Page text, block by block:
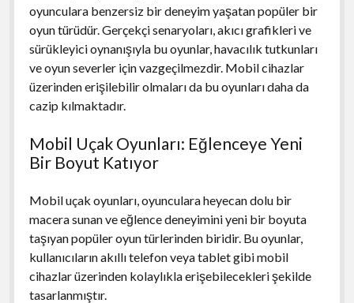
oyunculara benzersiz bir deneyim yaşatan popüler bir
oyun türüdür. Gerçekçi senaryoları, akıcı grafikleri ve
sürükleyici oynanışıyla bu oyunlar, havacılık tutkunları
ve oyun severler için vazgeçilmezdir. Mobil cihazlar
üzerinden erişilebilir olmaları da bu oyunları daha da
cazip kılmaktadır.
Mobil Uçak Oyunları: Eğlenceye Yeni
Bir Boyut Katıyor
Mobil uçak oyunları, oyunculara heyecan dolu bir
macera sunan ve eğlence deneyimini yeni bir boyuta
taşıyan popüler oyun türlerinden biridir. Bu oyunlar,
kullanıcıların akıllı telefon veya tablet gibi mobil
cihazlar üzerinden kolaylıkla erişebilecekleri şekilde
tasarlanmıştır.